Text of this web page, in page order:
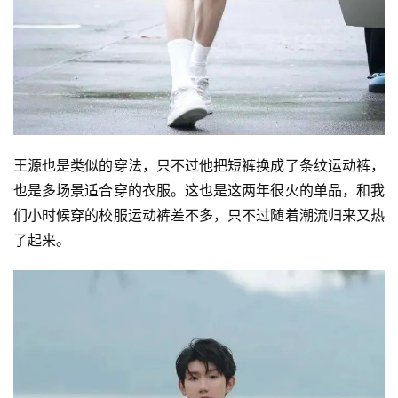
王源也是类似的穿法，只不过他把短裤换成了条纹运动裤，
也是多场景适合穿的衣服。这也是这两年很火的单品，和我
们小时候穿的校服运动裤差不多，只不过随着潮流归来又热
了起来。